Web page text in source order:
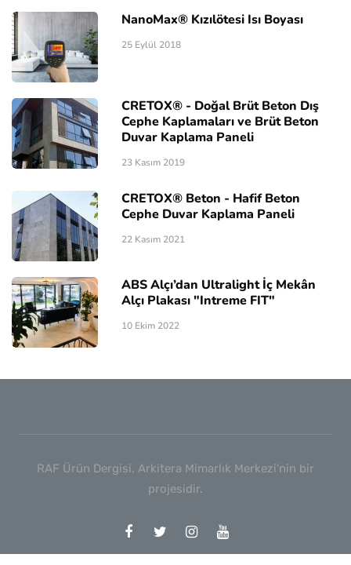
NanoMax® Kızılötesi Isı Boyası
25 Eylül 2018
CRETOX® - Doğal Brüt Beton Dış
Cephe Kaplamaları ve Brüt Beton
Duvar Kaplama Paneli
23 Kasım 2019
CRETOX® Beton - Hafif Beton
Cephe Duvar Kaplama Paneli
22 Kasım 2021
ABS Alçı’dan Ultralight İç Mekân
Alçı Plakası "Intreme FIT"
10 Ekim 2022
RAF Ürün Dergisi, Arkitera Mimarlık Merkezi'nin bir
projesidir.